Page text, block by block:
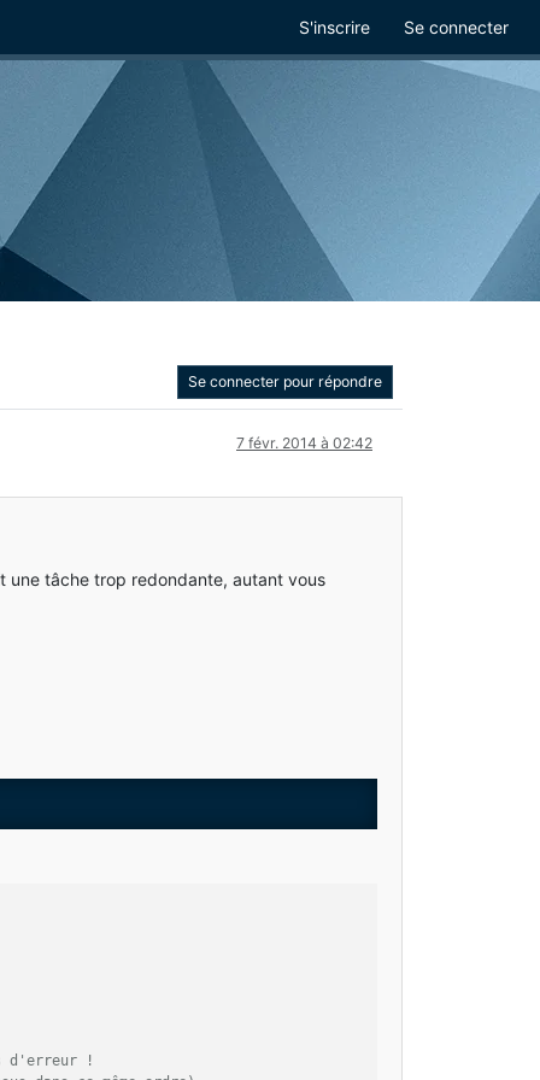
S'inscrire Se connecter
Se connecter pour répondre
7 févr. 2014 à 02:42
une tâche trop redondante, autant vous
d'erreur !